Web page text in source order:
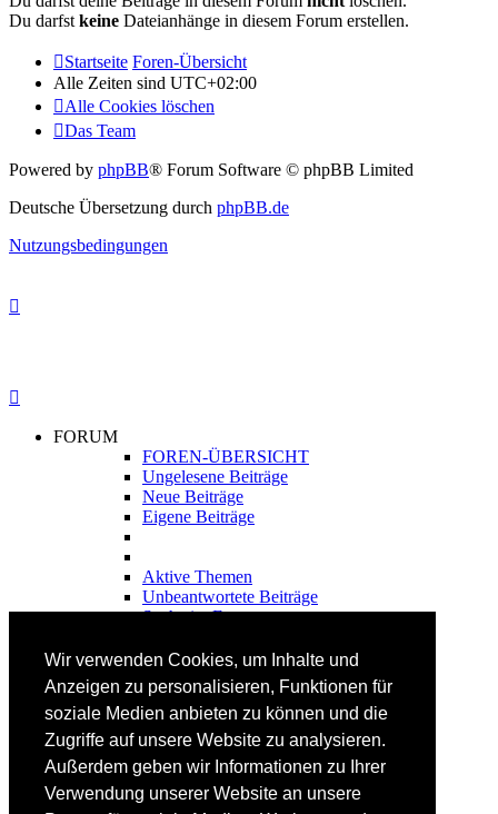
Wir verwenden Cookies, um Inhalte und
Anzeigen zu personalisieren, Funktionen für
soziale Medien anbieten zu können und die
Zugriffe auf unsere Website zu analysieren.
Außerdem geben wir Informationen zu Ihrer
Verwendung unserer Website an unsere
Du darfst keine Dateianhänge in diesem Forum erstellen.
Startseite Foren-Übersicht
Alle Zeiten sind UTC+02:00
Alle Cookies löschen
Das Team
Powered by phpBB® Forum Software © phpBB Limited
Deutsche Übersetzung durch phpBB.de
Nutzungsbedingungen
FORUM
FOREN-ÜBERSICHT
Ungelesene Beiträge
Neue Beiträge
Eigene Beiträge
Aktive Themen
Unbeantwortete Beiträge
Suche im Forum
FAHRTECHNIK
Fortgeschrittene
Lehrplan
Videoanalyse
SKI